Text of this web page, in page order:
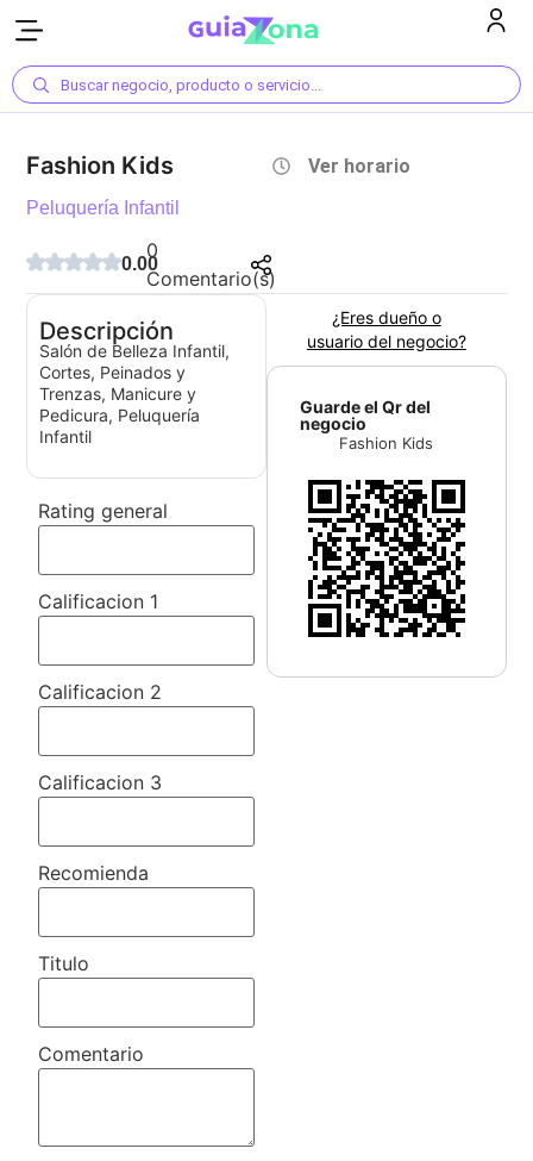
Buscar negocio, producto o servicio...
Fashion Kids
Peluquería Infantil
0.00
0
Comentario(s)
Ver horario
¿Eres dueño o
usuario del negocio?
Guarde el Qr del
negocio
Fashion Kids
Descripción
Salón de Belleza Infantil,
Cortes, Peinados y
Trenzas, Manicure y
Pedicura, Peluquería
Infantil
Rating general
Calificacion 1
Calificacion 2
Calificacion 3
Recomienda
Titulo
Comentario